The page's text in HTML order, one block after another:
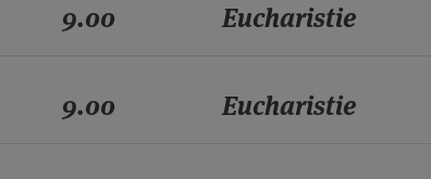
9.00 Eucharistie
9.00 Eucharistie